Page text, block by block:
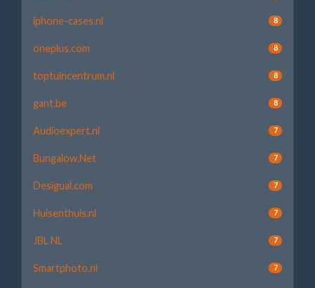
iphone-cases.nl 8
oneplus.com 8
toptuincentrum.nl 8
gant.be 8
Audioexpert.nl 7
Bungalow.Net 7
Desigual.com 7
Huisenthuis.nl 7
JBL NL 7
Smartphoto.nl 7